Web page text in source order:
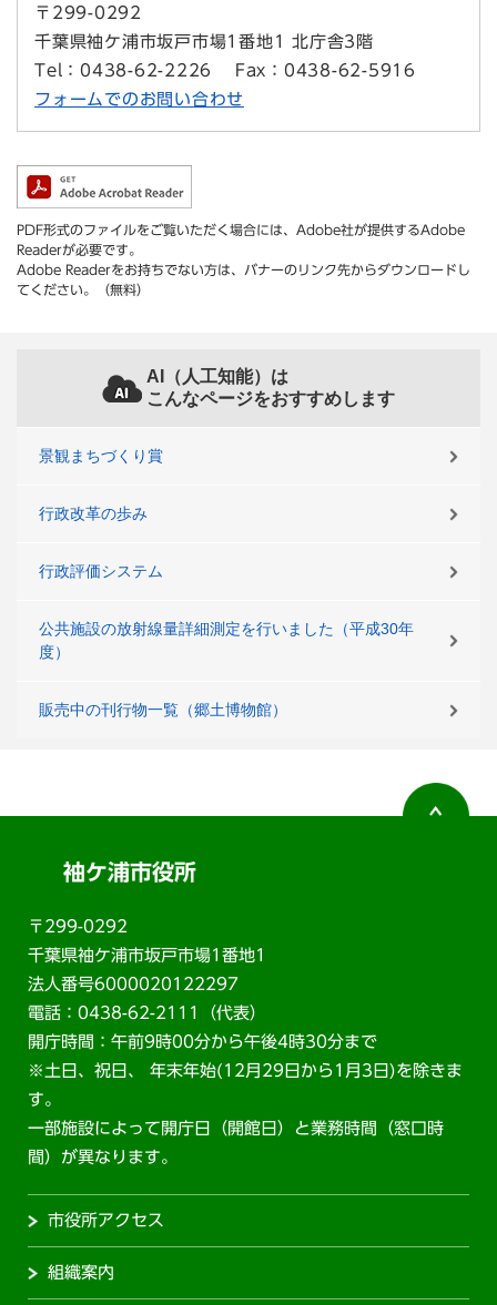
〒299-0292
千葉県袖ケ浦市坂戸市場1番地1 北庁舎3階
Tel：0438-62-2226
Fax：0438-62-5916
フォームでのお問い合わせ
PDF形式のファイルをご覧いただく場合には、Adobe社が提供するAdobe
Readerが必要です。
Adobe Readerをお持ちでない方は、バナーのリンク先からダウンロードし
てください。（無料）
AI（人工知能）は
こんなページをおすすめします
景観まちづくり賞
行政改革の歩み
行政評価システム
公共施設の放射線量詳細測定を行いました（平成30年
度）
販売中の刊行物一覧（郷土博物館）
袖ケ浦市役所
〒299-0292
千葉県袖ケ浦市坂戸市場1番地1
法人番号6000020122297
電話：0438-62-2111（代表）
開庁時間：午前9時00分から午後4時30分まで
※土日、祝日、 年末年始(12月29日から1月3日)を除きま
す。
一部施設によって開庁日（開館日）と業務時間（窓口時
間）が異なります。
市役所アクセス
組織案内